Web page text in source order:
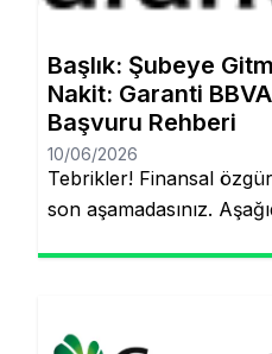
Başlık: Şubeye
Nakit: Garanti
Başvuru Rehberi
10/06/2026
Tebrikler! Finansal
son aşamadasınız.
artık çok daha kolay!